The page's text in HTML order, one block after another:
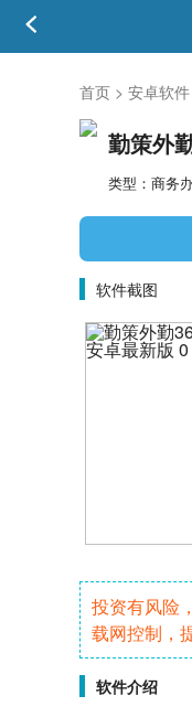
首页 > 安卓软件
勤策外
类型：商务
软件截图
投资有风险
载网控制，
软件介绍